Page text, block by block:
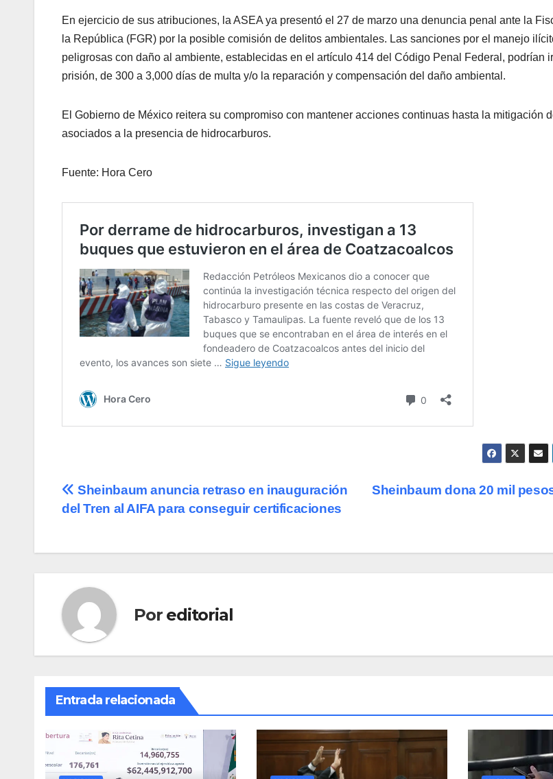
En ejercicio de sus atribuciones, la ASEA ya presentó el 27 de marzo una denuncia penal ante la
la República (FGR) por la posible comisión de delitos ambientales. Las sanciones por el manejo
peligrosas con daño al ambiente, establecidas en el artículo 414 del Código Penal Federal, podrían
prisión, de 300 a 3,000 días de multa y/o la reparación y compensación del daño ambiental.
El Gobierno de México reitera su compromiso con mantener acciones continuas hasta la mitigación
asociados a la presencia de hidrocarburos.
Fuente: Hora Cero
Navegación
entradas
Sheinbaum dona 20 mil
Sheinbaum anuncia retraso en inauguración
del Tren al AIFA para conseguir certificaciones
Por editorial
Entrada relacionada